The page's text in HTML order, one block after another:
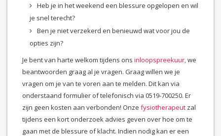
Heb je in het weekend een blessure opgelopen en wil
je snel terecht?
Ben je niet verzekerd en benieuwd wat voor jou de
opties zijn?
Je bent van harte welkom tijdens ons inloopspreekuur,we
beantwoorden graag al je vragen. Graag willen we je
vragen om je van te voren aan te melden. Dit kan via
onderstaand formulier of telefonisch via 0519-700250. Er
zijn geen kosten aan verbonden! Onze fysiotherapeut zal
tijdens een kort onderzoek advies geven over hoe om te
gaan met de blessure of klacht. Indien nodig kan er een